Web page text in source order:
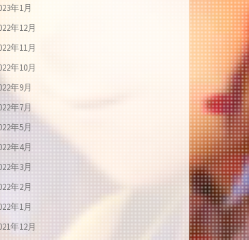
年1月
年12月
年11月
年10月
年9月
年7月
年5月
年4月
年3月
年2月
年1月
年12月